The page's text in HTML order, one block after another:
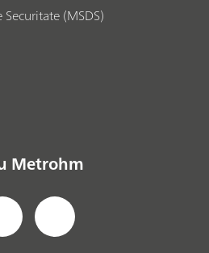
Securitate (MSDS)
Metrohm